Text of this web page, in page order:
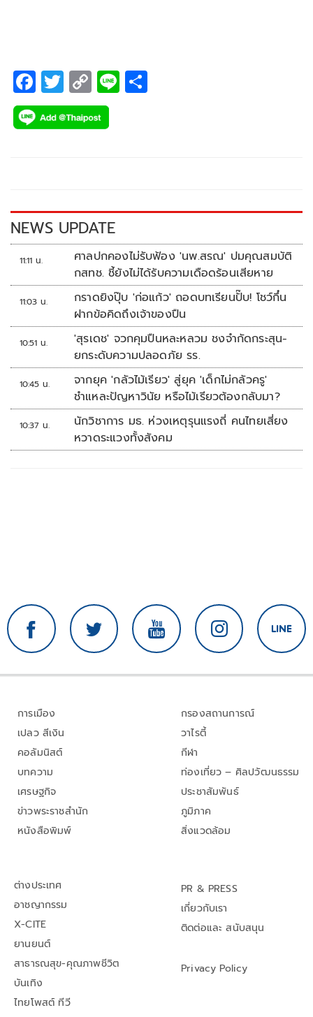
F
ac
e
k
T
wi
tt
C
o
p
k
Li
NEWS UPDATE
11:11 น.
ศาลปกคองไม่รับฟ้อง 'นพ.สรณ' ปมคุณสมบัติ
กสทช. ชี้ยังไม่ได้รับความเดือดร้อนเสียหาย
11:03 น.
กราดยิงปุ๊บ 'ก่อแก้ว' ถอดบทเรียนปั๊บ! โชว์กึ๋น
ฝากข้อคิดถึงเจ้าของปืน
10:51 น.
'สุรเดช' จวกคุมปืนหละหลวม ชงจำกัดกระสุน-
ยกระดับความปลอดภัย รร.
10:45 น.
จากยุค 'กลัวไม้เรียว' สู่ยุค 'เด็กไม่กลัวครู'
ชำแหละปัญหาวินัย หรือไม้เรียวต้องกลับมา?
10:37 น.
นักวิชาการ มธ. ห่วงเหตุรุนแรงถี่ คนไทยเสี่ยง
หวาดระแวงทั้งสังคม
การเมือง
เปลว สีเงิน
คอลัมนิสต์
บทความ
เศรษฐกิจ
ข่าวพระราชสำนัก
หนังสือพิมพ์
กรองสถานการณ์
วาไรตี้
กีฬา
ท่องเที่ยว – ศิลปวัฒนธรรม
ประชาสัมพันธ์
ภูมิภาค
สิ่งแวดล้อม
ต่างประเทศ
อาชญากรรม
X-CITE
ยานยนต์
สาธารณสุข-คุณภาพชีวิต
บันเทิง
ไทยโพสต์ ทีวี
PR & PRESS
เกี่ยวกับเรา
ติดต่อและ สนับสนุน
Privacy Policy